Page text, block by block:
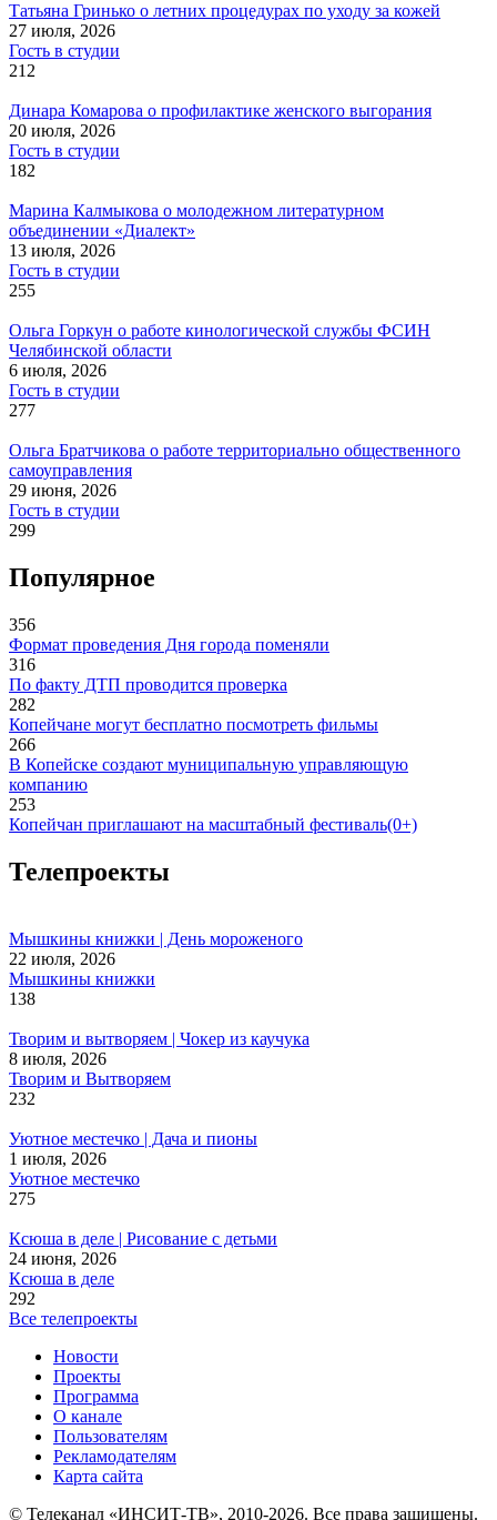
Татьяна Гринько о летних процедурах по уходу за кожей
27 июля, 2026
Гость в студии
212
Динара Комарова о профилактике женского выгорания
20 июля, 2026
Гость в студии
182
Марина Калмыкова о молодежном литературном
объединении «Диалект»
13 июля, 2026
Гость в студии
255
Ольга Горкун о работе кинологической службы ФСИН
Челябинской области
6 июля, 2026
Гость в студии
277
Ольга Братчикова о работе территориально общественного
самоуправления
29 июня, 2026
Гость в студии
299
Популярное
356
Формат проведения Дня города поменяли
316
По факту ДТП проводится проверка
282
Копейчане могут бесплатно посмотреть фильмы
266
В Копейске создают муниципальную управляющую
компанию
253
Копейчан приглашают на масштабный фестиваль(0+)
Телепроекты
Мышкины книжки | День мороженого
22 июля, 2026
Мышкины книжки
138
Творим и вытворяем | Чокер из каучука
8 июля, 2026
Творим и Вытворяем
232
Уютное местечко | Дача и пионы
1 июля, 2026
Уютное местечко
275
Ксюша в деле | Рисование с детьми
24 июня, 2026
Ксюша в деле
292
Все телепроекты
Новости
Проекты
Программа
О канале
Пользователям
Рекламодателям
Карта сайта
© Телеканал «ИНСИТ-ТВ», 2010-2026. Все права защищены.